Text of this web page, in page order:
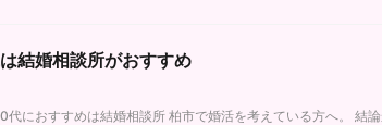
結婚相談所がおすすめ
におすすめは結婚相談所 柏市で婚活を考えている方へ。 結